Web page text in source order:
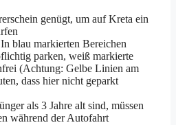
genügt, um auf Kreta ein
blau markierten Bereichen
parken, weiß markierte
(Achtung: Gelbe Linien am
dass hier nicht geparkt
als 3 Jahre alt sind, müssen
während der Autofahrt